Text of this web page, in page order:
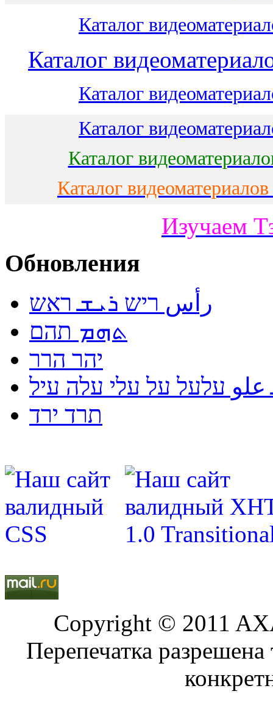
Каталог
Каталог
Каталог
Каталог
Каталог
Каталог
Изучаем
Обновления
رأس ריש ܪܝܫ ראש
ܬܗܡ תהם
יהר הרר
עלעל על עלי עלה עיל
תרד ירד
Copyright © 2011
Перепечатка